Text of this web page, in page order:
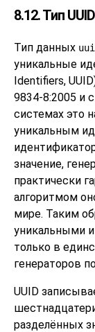
8.12. Тип UUID
Тип данных
уникальные
Identifiers,
9834-8:2005 и
системах это
уникальным
значение,
практически
алгоритмом
мире. Таким
уникальными
только в
генераторов
UUID
разделённых